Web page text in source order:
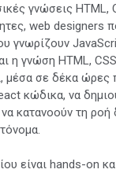
γνώσεις
web
γνωρίζουν
η γνώση HTML,
μέσα σε δέκα
κώδικα, να
κατανοούν τη
είναι hands-on